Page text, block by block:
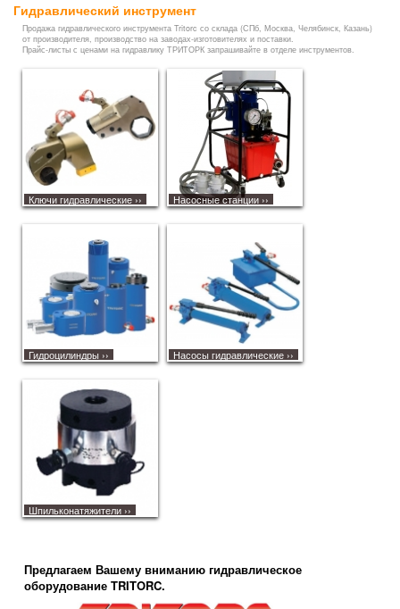
Гидравлический инструмент
Продажа гидравлического инструмента Tritorc со склада (СПб, Москва, Челябинск, Казань)
от производителя, производство на заводах-изготовителях и поставки.
Прайс-листы с ценами на гидравлику ТРИТОРК запрашивайте в отделе инструментов.
Ключи гидравлические ›› Насосные станции ››
Гидроцилиндры ›› Насосы гидравлические ››
Шпильконатяжители ››
Предлагаем Вашему вниманию гидравлическое
оборудование TRITORC.